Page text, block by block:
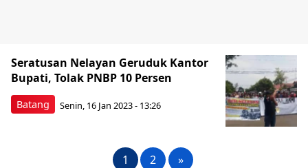
Batang
Seratusan Nelayan Geruduk Kantor
Bupati, Tolak PNBP 10 Persen
Senin, 16 Jan 2023 - 13:26
1 2 »